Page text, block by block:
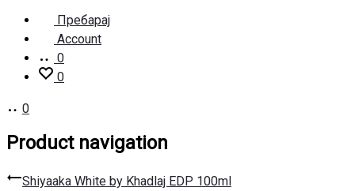
Пребарај
Account
0
0
0
Product navigation
Shiyaaka White by Khadlaj EDP 100ml